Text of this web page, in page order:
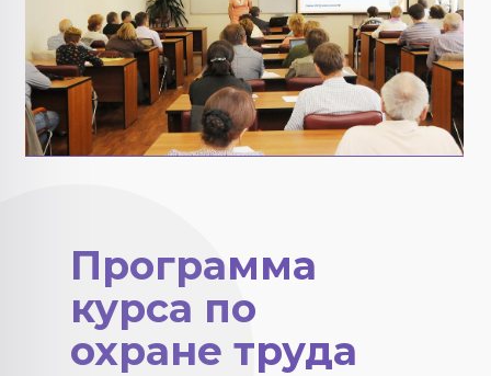
Программа
курса по
охране труда